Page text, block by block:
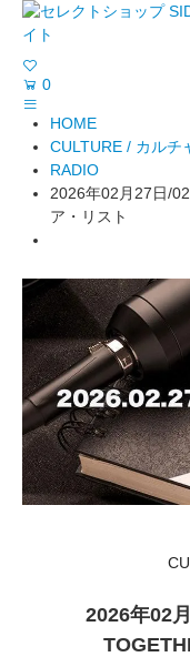
0
HOME
CULTURE / カルチ
RADIO
2026年02月27日/
ア・リスト
2026年02